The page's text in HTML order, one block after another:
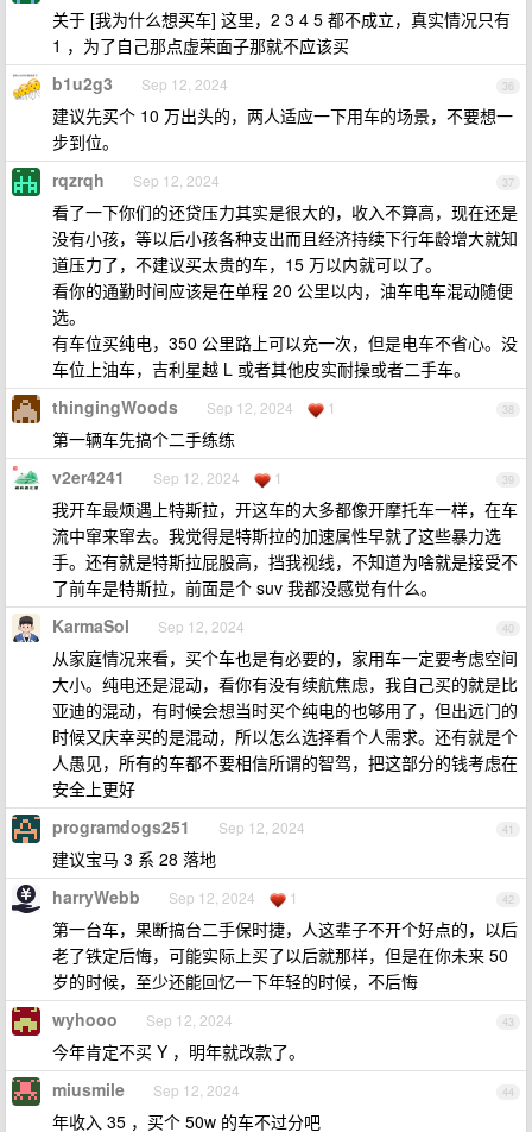
关于 [我为什么想买车] 这里，2 3 4 5 都不成立，真实情况只有
1 ，为了自己那点虚荣面子那就不应该买
36
b1u2g3 Sep 12, 2024
建议先买个 10 万出头的，两人适应一下用车的场景，不要想一
步到位。
37
rqzrqh Sep 12, 2024
看了一下你们的还贷压力其实是很大的，收入不算高，现在还是
没有小孩，等以后小孩各种支出而且经济持续下行年龄增大就知
道压力了，不建议买太贵的车，15 万以内就可以了。
看你的通勤时间应该是在单程 20 公里以内，油车电车混动随便
选。
有车位买纯电，350 公里路上可以充一次，但是电车不省心。没
车位上油车，吉利星越 L 或者其他皮实耐操或者二手车。
38
thingingWoods Sep 12, 2024 1
第一辆车先搞个二手练练
39
v2er4241 Sep 12, 2024 1
我开车最烦遇上特斯拉，开这车的大多都像开摩托车一样，在车
流中窜来窜去。我觉得是特斯拉的加速属性早就了这些暴力选
手。还有就是特斯拉屁股高，挡我视线，不知道为啥就是接受不
了前车是特斯拉，前面是个 suv 我都没感觉有什么。
40
KarmaSol Sep 12, 2024
从家庭情况来看，买个车也是有必要的，家用车一定要考虑空间
大小。纯电还是混动，看你有没有续航焦虑，我自己买的就是比
亚迪的混动，有时候会想当时买个纯电的也够用了，但出远门的
时候又庆幸买的是混动，所以怎么选择看个人需求。还有就是个
人愚见，所有的车都不要相信所谓的智驾，把这部分的钱考虑在
安全上更好
41
programdogs251 Sep 12, 2024
建议宝马 3 系 28 落地
42
harryWebb Sep 12, 2024 1
第一台车，果断搞台二手保时捷，人这辈子不开个好点的，以后
老了铁定后悔，可能实际上买了以后就那样，但是在你未来 50
岁的时候，至少还能回忆一下年轻的时候，不后悔
43
wyhooo Sep 12, 2024
今年肯定不买 Y ，明年就改款了。
44
miusmile Sep 12, 2024
年收入 35 ，买个 50w 的车不过分吧